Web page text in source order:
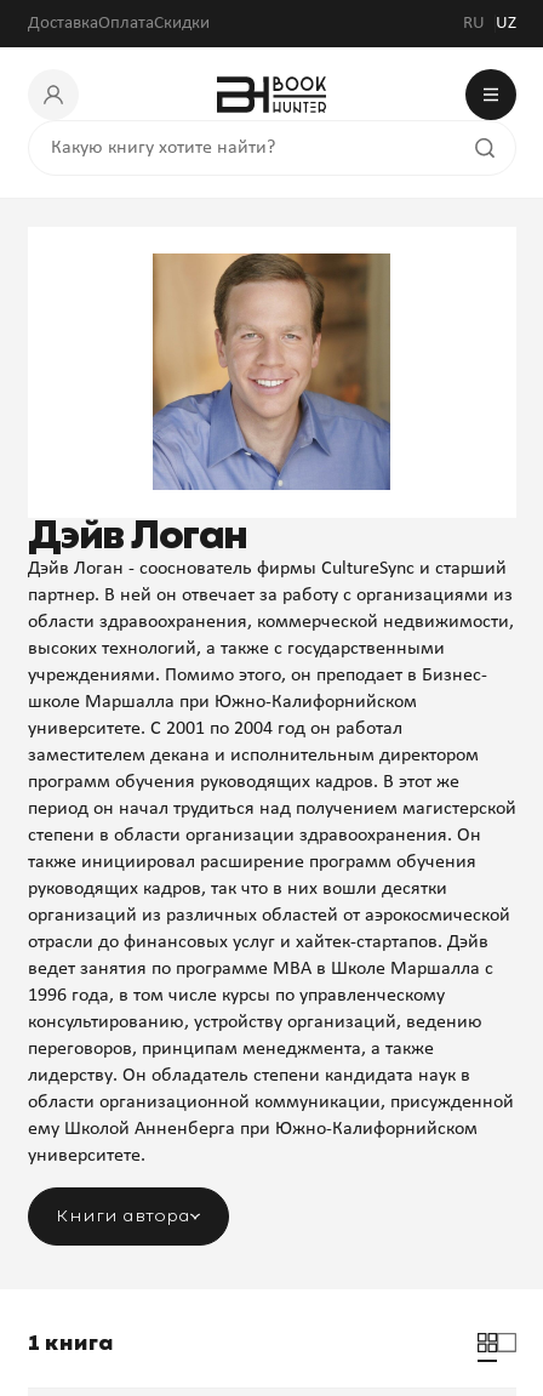
ДоставкаОплатаСкидки RU UZ
Дэйв Логан
Дэйв Логан - сооснователь фирмы CultureSync и старший
партнер. В ней он отвечает за работу с организациями из
области здравоохранения, коммерческой недвижимости,
высоких технологий, а также с государственными
учреждениями. Помимо этого, он преподает в Бизнес-
школе Маршалла при Южно-Калифорнийском
университете. С 2001 по 2004 год он работал
заместителем декана и исполнительным директором
программ обучения руководящих кадров. В этот же
период он начал трудиться над получением магистерской
степени в области организации здравоохранения. Он
также инициировал расширение программ обучения
руководящих кадров, так что в них вошли десятки
организаций из различных областей от аэрокосмической
отрасли до финансовых услуг и хайтек-стартапов. Дэйв
ведет занятия по программе MBA в Школе Маршалла с
1996 года, в том числе курсы по управленческому
консультированию, устройству организаций, ведению
переговоров, принципам менеджмента, а также
лидерству. Он обладатель степени кандидата наук в
области организационной коммуникации, присужденной
ему Школой Анненберга при Южно-Калифорнийском
университете.
Книги автора
1 книга